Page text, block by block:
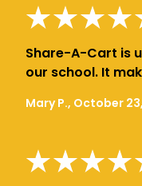
Share-A-Cart is
our school. It
Mary P., October